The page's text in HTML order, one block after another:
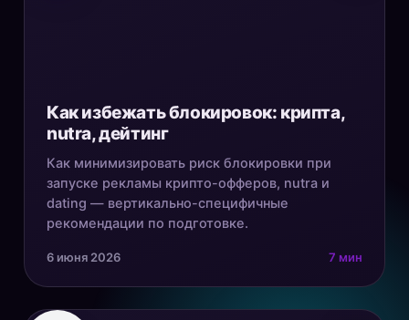
Как избежать блокировок: крипта,
nutra, дейтинг
Как минимизировать риск блокировки при
запуске рекламы крипто-офферов, nutra и
dating — вертикально-специфичные
рекомендации по подготовке.
6 июня 2026 7 мин